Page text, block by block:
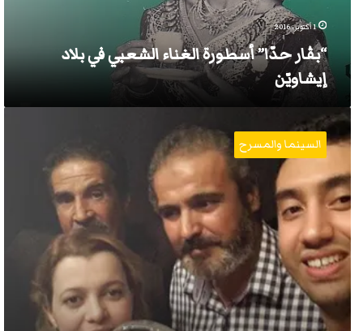
1 أكتوبر، 2016
“بڤار حدّا” أسطورة الغناء الشعبي في بلاد
إيشاويّن
إيشاويّن
يقطفون
العنقود
لمهرجان
المسرح
الكوميدي
بـ”مْدْيَّا”
السينما والمسرح